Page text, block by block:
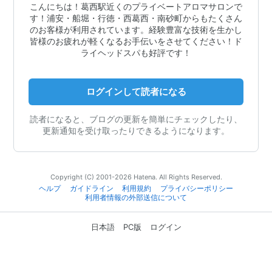
こんにちは！葛西駅近くのプライベートアロマサロンで
す！浦安・船堀・行徳・西葛西・南砂町からもたくさん
のお客様が利用されています。経験豊富な技術を生かし
皆様のお疲れが軽くなるお手伝いをさせてください！ド
ライヘッドスパも好評です！
ログインして読者になる
読者になると、ブログの更新を簡単にチェックしたり、
更新通知を受け取ったりできるようになります。
Copyright (C) 2001-2026 Hatena. All Rights Reserved.
ヘルプ
ガイドライン 利用規約
プライバシーポリシー
利用者情報の外部送信について
日本語 PC版 ログイン